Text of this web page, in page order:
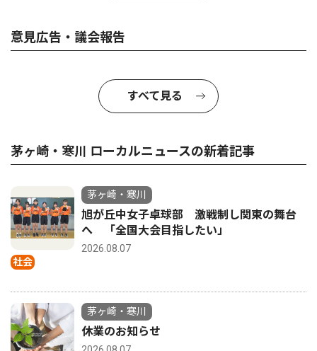
意見広告・議会報告
すべて見る
茅ヶ崎・寒川 ローカルニュースの新着記事
社会
茅ヶ崎・寒川
旭が丘中女子卓球部 激戦制し関東の舞台
へ 「全国大会目指したい」
2026.08.07
茅ヶ崎・寒川
休業のお知らせ